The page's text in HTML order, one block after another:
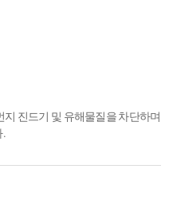
진드기 및 유해물질을 차단하며
.